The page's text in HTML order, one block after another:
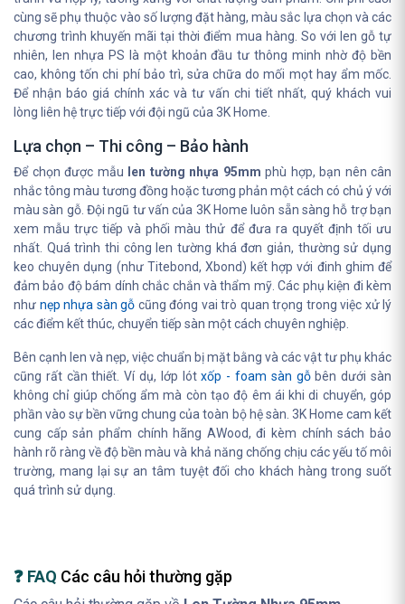
cùng sẽ phụ thuộc vào số lượng đặt hàng, màu sắc lựa chọn và các
chương trình khuyến mãi tại thời điểm mua hàng. So với len gỗ tự
nhiên, len nhựa PS là một khoản đầu tư thông minh nhờ độ bền
cao, không tốn chi phí bảo trì, sửa chữa do mối mọt hay ẩm mốc.
Để nhận báo giá chính xác và tư vấn chi tiết nhất, quý khách vui
lòng liên hệ trực tiếp với đội ngũ của 3K Home.
Lựa chọn – Thi công – Bảo hành
Để chọn được mẫu len tường nhựa 95mm phù hợp, bạn nên cân
nhắc tông màu tương đồng hoặc tương phản một cách có chủ ý với
màu sàn gỗ. Đội ngũ tư vấn của 3K Home luôn sẵn sàng hỗ trợ bạn
xem mẫu trực tiếp và phối màu thử để đưa ra quyết định tối ưu
nhất. Quá trình thi công len tường khá đơn giản, thường sử dụng
keo chuyên dụng (như Titebond, Xbond) kết hợp với đinh ghim để
đảm bảo độ bám dính chắc chắn và thẩm mỹ. Các phụ kiện đi kèm
như nẹp nhựa sàn gỗ cũng đóng vai trò quan trọng trong việc xử lý
các điểm kết thúc, chuyển tiếp sàn một cách chuyên nghiệp.
Bên cạnh len và nẹp, việc chuẩn bị mặt bằng và các vật tư phụ khác
cũng rất cần thiết. Ví dụ, lớp lótxốp - foam sàn gỗbên dưới sàn
không chỉ giúp chống ẩm mà còn tạo độ êm ái khi di chuyển, góp
phần vào sự bền vững chung của toàn bộ hệ sàn. 3K Home cam kết
cung cấp sản phẩm chính hãng AWood, đi kèm chính sách bảo
hành rõ ràng về độ bền màu và khả năng chống chịu các yếu tố môi
trường, mang lại sự an tâm tuyệt đối cho khách hàng trong suốt
quá trình sử dụng.
❓ FAQ Các câu hỏi thường gặp